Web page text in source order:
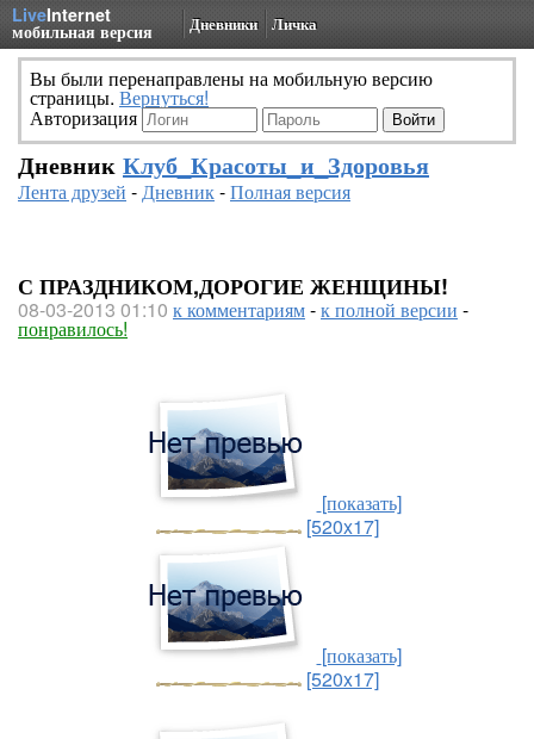
LiveInternet
мобильная версия Дневники Личка
Вы были перенаправлены на мобильную версию
страницы. Вернуться!
Авторизация
Дневник Клуб_Красоты_и_Здоровья
Лента друзей -Дневник-Полная версия
С ПРАЗДНИКОМ,ДОРОГИЕ ЖЕНЩИНЫ!
08-03-2013 01:10 к комментариям-к полной версии -
понравилось!
[показать]
[520x17]
[показать]
[520x17]